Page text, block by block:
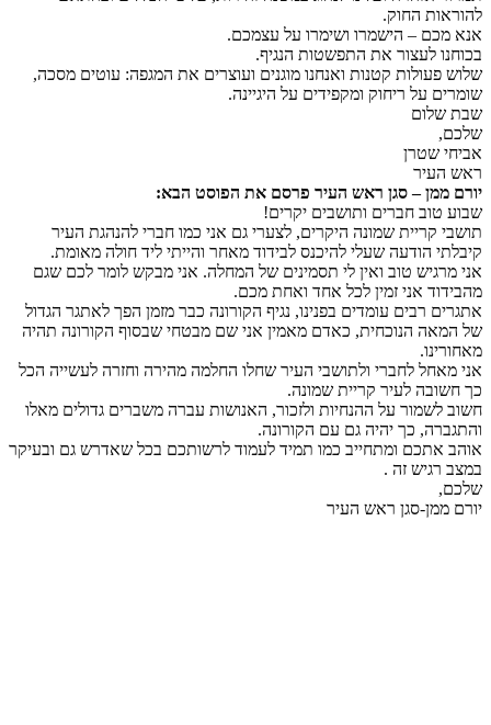
להוראות החוק.
אנא מכם – הישמרו ושימרו על עצמכם.
בכוחנו לעצור את התפשטות הנגיף.
שלוש פעולות קטנות ואנחנו מוגנים ועוצרים את המגפה: עוטים מסכה,
שומרים על ריחוק ומקפידים על היגיינה.
שבת שלום
שלכם,
אביחי שטרן
ראש העיר
יורם ממן – סגן ראש העיר פרסם את הפוסט הבא:
שבוע טוב חברים ותושבים יקרים!
תושבי קריית שמונה היקרים, לצערי גם אני כמו חברי להנהגת העיר
קיבלתי הודעה שעלי להיכנס לבידוד מאחר והייתי ליד חולה מאומת.
אני מרגיש טוב ואין לי תסמינים של המחלה. אני מבקש לומר לכם שגם
מהבידוד אני זמין לכל אחד ואחת מכם.
אתגרים רבים עומדים בפנינו, נגיף הקורונה כבר מזמן הפך לאתגר הגדול
של המאה הנוכחית, כאדם מאמין אני שם מבטחי שבסוף הקורונה תהיה
מאחורינו.
אני מאחל לחברי ולתושבי העיר שחלו החלמה מהירה וחזרה לעשייה הכל
כך חשובה לעיר קריית שמונה.
חשוב לשמור על ההנחיות ולזכור, האנושות עברה משברים גדולים מאלו
והתגברה, כך יהיה גם עם הקורונה.
אוהב אתכם ומתחייב כמו תמיד לעמוד לרשותכם בכל שאדרש גם ובעיקר
במצב רגיש זה .
שלכם,
יורם ממן-סגן ראש העיר